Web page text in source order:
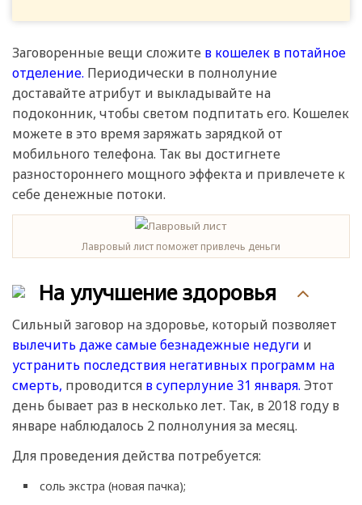
Заговоренные вещи сложите в кошелек в потайное
отделение. Периодически в полнолуние
доставайте атрибут и выкладывайте на
подоконник, чтобы светом подпитать его. Кошелек
можете в это время заряжать зарядкой от
мобильного телефона. Так вы достигнете
разностороннего мощного эффекта и привлечете к
себе денежные потоки.
Лавровый лист поможет привлечь деньги
На улучшение здоровья
Сильный заговор на здоровье, который позволяет
вылечить даже самые безнадежные недуги и
устранить последствия негативных программ на
смерть, проводится в суперлуние 31 января. Этот
день бывает раз в несколько лет. Так, в 2018 году в
январе наблюдалось 2 полнолуния за месяц.
Для проведения действа потребуется:
соль экстра (новая пачка);